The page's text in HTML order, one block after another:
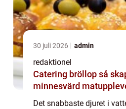
30 juli 2026 admin
redaktionel
Catering bröllop så skapar du en
minnesvärd
Det snabbaste djuret i